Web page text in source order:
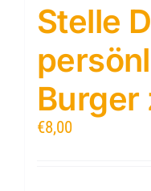
Stelle
Burger
€8,00